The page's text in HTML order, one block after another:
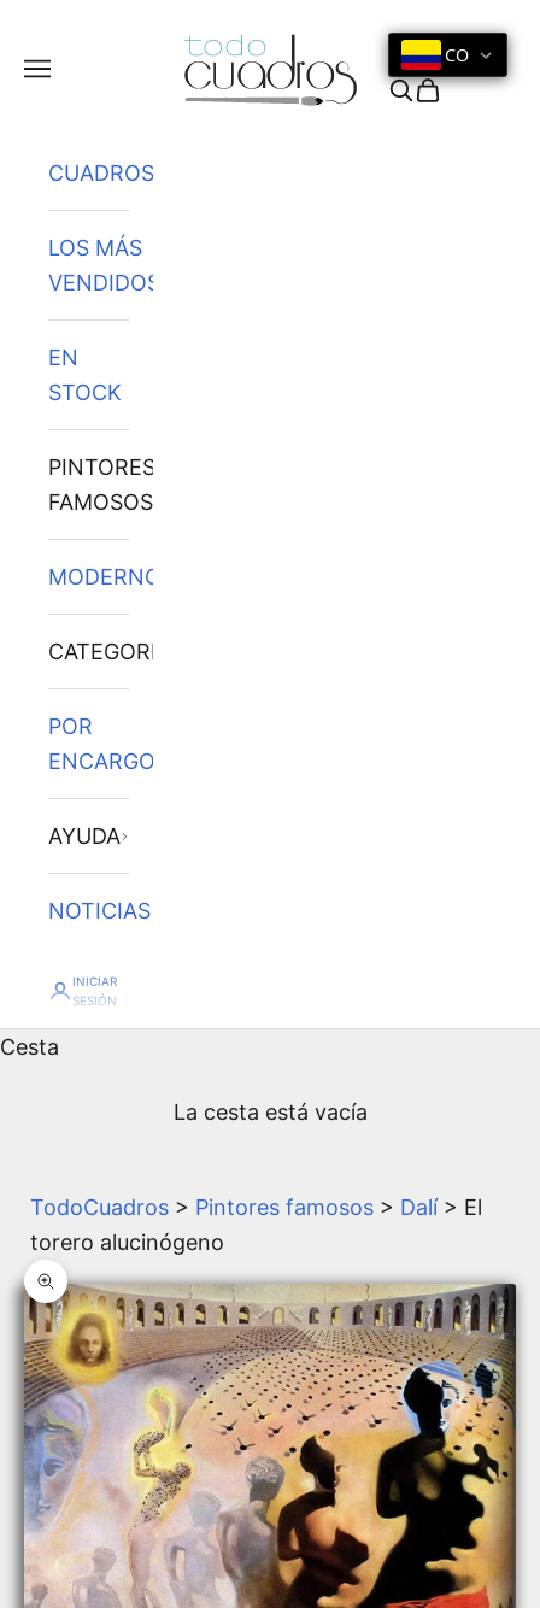
Menú
CO
Buscar
Cesta
CUADROS
LOS MÁS
VENDIDOS
EN
STOCK
PINTORES
FAMOSOS
MODERNOS
CATEGORÍAS
POR
ENCARGO
AYUDA
NOTICIAS
INICIAR
SESIÓN
Cesta
La cesta está vacía
TodoCuadros > Pintores famosos > Dalí > El
torero alucinógeno
Zoom